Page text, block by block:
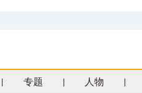
专题 人物